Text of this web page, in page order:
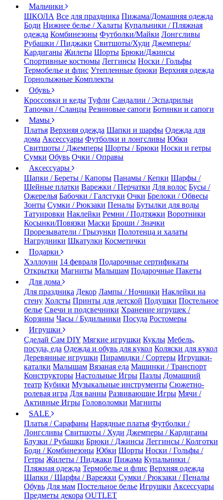
Мальчики
ШКОЛА Все для праздника Пижама/Домашняя одежда
Боди Нижнее белье / Халаты Купальники / Пляжная
одежда Комбинезоны Футболки/Майки Лонгсливы
Рубашки / Пиджаки Свитшоты/Худи Джемперы/
Кардиганы Жилеты Шорты Брюки/Джинсы
Спортивные костюмы Леггинсы Носки / Гольфы
Термобелье и флис Утепленные брюки Верхняя одежда
Горнолыжные Комплекты
Обувь
Кроссовки и кеды Туфли Сандалии / Эспадрильи
Тапочки / Сланцы Резиновые сапоги Ботинки и сапоги
Мамы
Платья Верхняя одежда Шапки и шарфы Одежда для
дома Аксессуары Футболки и лонгсливы Юбки
Свитшоты / Джемперы Шорты / Брюки Носки и гетры
Сумки Обувь Очки / Оправы
Аксессуары
Шапки / Береты / Капоры Панамы / Кепки Шарфы /
Шейные платки Варежки / Перчатки Для волос Бусы /
Ожерелья Бабочки / Галстуки Очки Брелоки / Обвесы
Зонты Сумки / Рюкзаки Пеналы Бутылки для воды
Татуировки Наклейки Ремни / Подтяжки Воротники
Косынки/Повязки Маски Броши / Значки
Прорезыватели / Грызунки Полотенца и халаты
Нагрудники Шкатулки Косметички
Подарки
Хэллоуин 14 февраля Подарочные сертификаты
Открытки Магниты Малышам Подарочные Пакеты
Для дома
Для праздника Декор Лампы / Ночники Наклейки на
стену Холсты Принты для детской Подушки Постельное
белье Свечи и подсвечники Хранение игрушек /
Корзины Часы / Будильники Посуда Ростомеры
Игрушки
Сделай Сам DIY Мягкие игрушки Куклы Мебель,
посуда, еда Одежда и обувь для кукол Коляски для кукол
Деревянные игрушки Пирамидки / Сортеры Игрушки-
каталки Малышам Вязаная еда Машинки / Транспорт
Конструкторы Настольные Игры Пазлы Домашний
театр Кубики Музыкальные инструменты Сюжетно-
ролевая игра Для ванны Развивающие Игры Мячи /
Активные Игры Головоломки Магниты
SALE
Платья / Сарафаны Нарядные платья Футболки /
Лонгсливы Свитшоты / Худи Джемперы / Кардиганы
Блузки / Рубашки Брюки / Джинсы Леггинсы / Колготки
Боди / Комбинезоны Юбки Шорты Носки / Гольфы /
Гетры Жилеты / Пиджаки Пижама Купальники /
Пляжная одежда Термобелье и флис Верхняя одежда
Шапки / Шарфы / Варежки Сумки / Рюкзаки / Пеналы
Обувь Для мам Постельное белье Игрушки Аксессуары
Предметы декора OUTLET